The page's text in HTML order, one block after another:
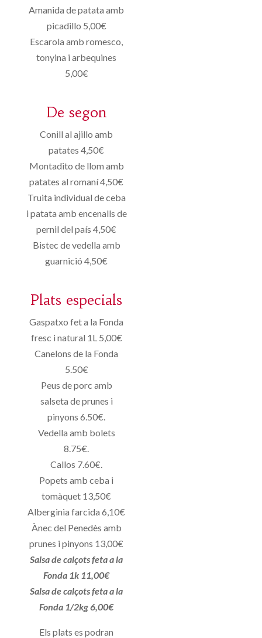
Amanida de patata amb
picadillo 5,00€
Escarola amb romesco,
tonyina i arbequines
5,00€
De segon
Conill al ajillo amb
patates 4,50€
Montadito de llom amb
patates al romaní 4,50€
Truita individual de ceba
i patata amb encenalls de
pernil del país 4,50€
Bistec de vedella amb
guarnició 4,50€
Plats especials
Gaspatxo fet a la Fonda
fresc i natural 1L 5,00€
Canelons de la Fonda
5.50€
Peus de porc amb
salseta de prunes i
pinyons 6.50€.
Vedella amb bolets
8.75€.
Callos 7.60€.
Popets amb ceba i
tomàquet 13,50€
Alberginia farcida 6,10€
Ànec del Penedès amb
prunes i pinyons 13,00€
Salsa de calçots feta a la
Fonda 1k 11,00€
Salsa de calçots feta a la
Fonda 1/2kg 6,00€
Els plats es podran